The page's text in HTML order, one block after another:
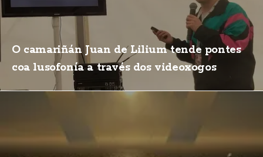
O camariñán Juan de Lilium tende pontes
coa lusofonía a través dos videoxogos